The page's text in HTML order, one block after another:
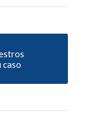
caso